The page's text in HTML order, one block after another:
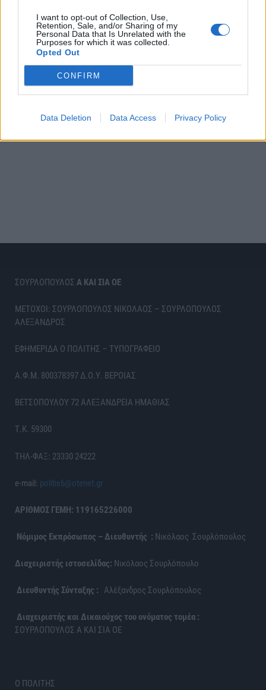
I want to opt-out of Collection, Use,
Retention, Sale, and/or Sharing of my
Personal Data that Is Unrelated with the
Purposes for which it was collected.
Opted Out
CONFIRM
Data Deletion Data Access Privacy Policy
ΣΟΥΡΛΟΠΟΥΛΟΣ Α ΚΑΙ ΣΙΑ ΟΕ
ΜΕΤΟΧΟΙ: ΣΟΥΡΛΟΠΟΥΛΟΣ ΝΙΚΟΛΑΟΣ – ΣΟΥΡΛΟΠΟΥΛΟΣ
ΑΛΕΞΑΝΔΡΟΣ
ΕΦΗΜΕΡΙΔΑ Ο ΠΟΛΙΤΗΣ – ΤΥΠΟΓΡΑΦΕΙΟ
Α.Φ.Μ. 800378397 Δ.Ο.Υ. ΒΕΡΟΙΑΣ
ΒΕΤΣΟΠΟΥΛΟΥ 72 ΑΛΕΞΑΝΔΡΕΙΑ ΗΜΑΘΙΑΣ
Τ.Κ. 59300
ΤΗΛ-ΦΑΞ: 23330 24222
e-mail: politis6@otenet.gr
ΑΡΙΘΜΟΣ ΓΕΜΗ: 119165226000
Νόμιμος Εκπρόσωπος – Διευθυντής : Νικόλαος Σουρλόπουλος
Διαχειριστής ιστοσελίδας: Νικόλαος Σουρλόπουλο
Διευθυντής Σύνταξης : Αλέξανδρος Σουρλόπουλος
Διαχειριστής και Δικαιούχος του ονόματος τομέα :
ΣΟΥΡΛΟΠΟΥΛΟΣ Α ΚΑΙ ΣΙΑ ΟΕ
Ο ΠΟΛΙΤΗΣ